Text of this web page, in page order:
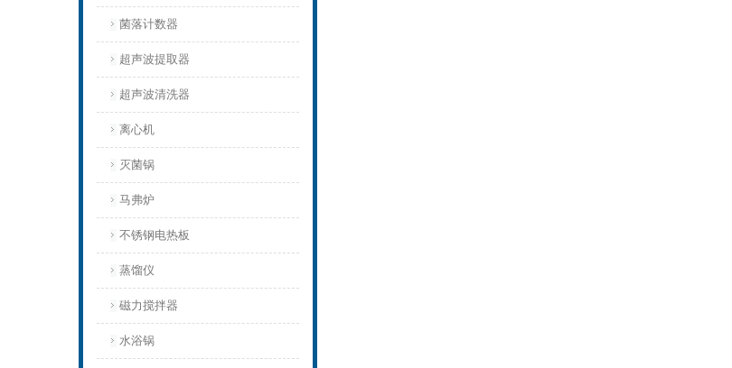
菌落计数器
超声波提取器
超声波清洗器
离心机
灭菌锅
马弗炉
不锈钢电热板
蒸馏仪
磁力搅拌器
水浴锅